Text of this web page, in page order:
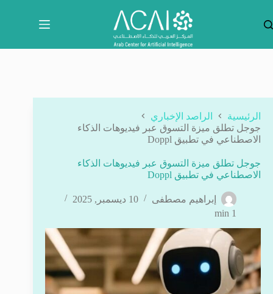
المحتوى
الرئيسية
الراصد الإخباري
جوجل تطلق ميزة التسوق عبر فيديوهات الذكاء
الاصطناعي في تطبيق Doppl
جوجل تطلق ميزة التسوق عبر فيديوهات الذكاء
الاصطناعي في تطبيق Doppl
إبراهيم مصطفى
10 ديسمبر, 2025
1 min